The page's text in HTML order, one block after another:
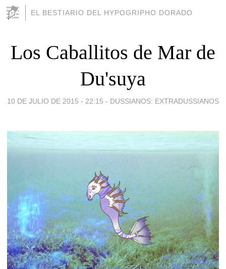
EL BESTIARIO DEL HYPOGRIPHO DORADO
Los Caballitos de Mar de
Du'suya
10 DE JULIO DE 2015 - 22:15 - DUSSIANOS: EXTRADUSSIANOS